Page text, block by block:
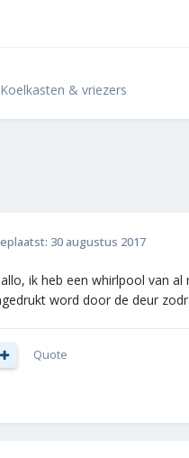
Koelkasten & vriezers
30 augustus 2017
ik heb een whirlpool van
word door de deur
Quote